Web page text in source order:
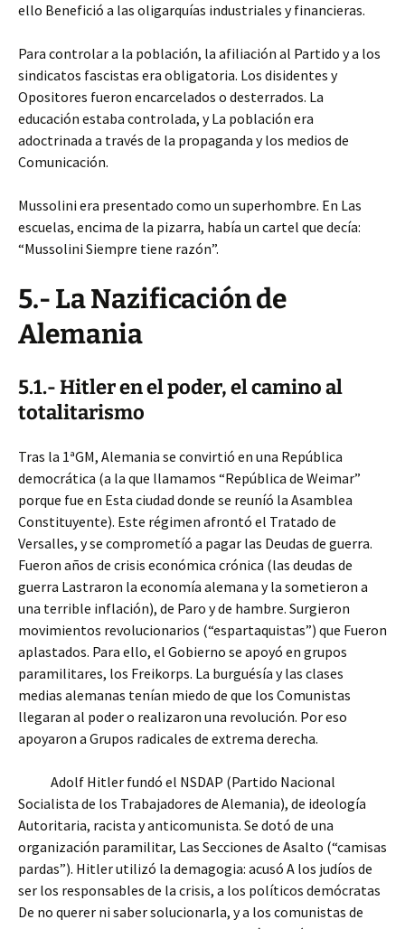
ello Benefició a las oligarquías industriales y financieras.
Para controlar a la población, la afiliación al Partido y a los
sindicatos fascistas era obligatoria. Los disidentes y
Opositores fueron encarcelados o desterrados. La
educación estaba controlada, y La población era
adoctrinada a través de la propaganda y los medios de
Comunicación.
Mussolini era presentado como un superhombre. En Las
escuelas, encima de la pizarra, había un cartel que decía:
“Mussolini Siempre tiene razón”.
5.- La Nazificación de
Alemania
5.1.- Hitler en el poder, el camino al
totalitarismo
Tras la 1ªGM, Alemania se convirtió en una República
democrática (a la que llamamos “República de Weimar”
porque fue en Esta ciudad donde se reuníó la Asamblea
Constituyente). Este régimen afrontó el Tratado de
Versalles, y se comprometíó a pagar las Deudas de guerra.
Fueron años de crisis económica crónica (las deudas de
guerra Lastraron la economía alemana y la sometieron a
una terrible inflación), de Paro y de hambre. Surgieron
movimientos revolucionarios (“espartaquistas”) que Fueron
aplastados. Para ello, el Gobierno se apoyó en grupos
paramilitares, los Freikorps. La burguésía y las clases
medias alemanas tenían miedo de que los Comunistas
llegaran al poder o realizaron una revolución. Por eso
apoyaron a Grupos radicales de extrema derecha.
Adolf Hitler fundó el NSDAP (Partido Nacional
Socialista de los Trabajadores de Alemania), de ideología
Autoritaria, racista y anticomunista. Se dotó de una
organización paramilitar, Las Secciones de Asalto (“camisas
pardas”). Hitler utilizó la demagogia: acusó A los judíos de
ser los responsables de la crisis, a los políticos demócratas
De no querer ni saber solucionarla, y a los comunistas de